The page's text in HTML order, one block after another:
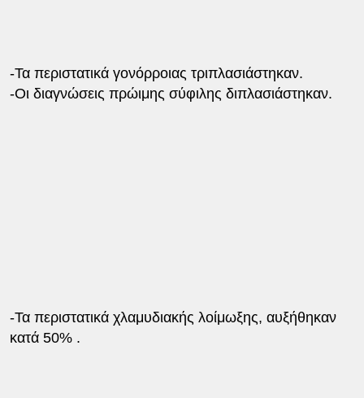
-Τα περιστατικά γονόρροιας τριπλασιάστηκαν.
-Οι διαγνώσεις πρώιμης σύφιλης διπλασιάστηκαν.
-Τα περιστατικά χλαμυδιακής λοίμωξης, αυξήθηκαν
κατά 50% .